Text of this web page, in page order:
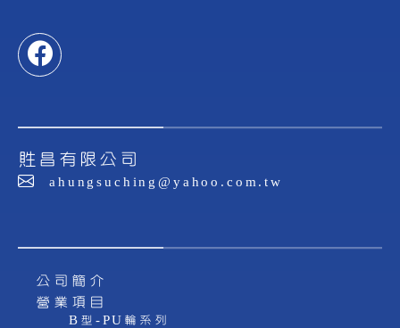
貹昌有限公司
ahungsuching@yahoo.com.tw
公司簡介
營業項目
B型-PU輪系列